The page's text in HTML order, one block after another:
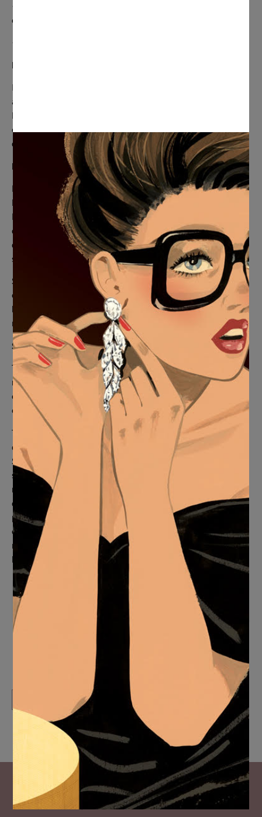
• Producción, embalaje y envío sostenibles y neutrales en
carbono
• ENTREGA MUNDIAL con seguimiento y envío asegurado
Materiales
Presentado en papel de archivo Photo Rag Giclée de
algodón sin ácido con un acabado suave como la seda, de
Hahnemühle, la fábrica más antigua del mundo que ha
estado produciendo papeles para bellas artes durante más
de 500 años.
Envío y devoluciones
Los pedidos se envían en un plazo de 3 a 5 días y luego
llegan en un plazo de 1 a 2 semanas al Reino Unido o
Europa y de 2 a 3 semanas a América del Norte. Otros
destinos pueden variar (hasta cuatro semanas). Una vez
que haya realizado su pedido, recibirá un número de
seguimiento por correo electrónico.
Su obra de arte se empaquetará de manera sostenible y
estará bien protegida, pero en las raras ocasiones en que
haya problemas, siempre le proporcionaremos un
reemplazo sin costo adicional. Más información
Sostenibilidad
Trabajamos con un socio de impresión completamente
neutral en carbono, por lo que todas las impresiones y
obras de arte enmarcadas (y su entrega) están certificadas
como neutrales en carbono.
Todos los papeles y materiales a base de madera provienen
de fuentes sostenibles certificadas por el Forestry
Stewardship Council. Los materiales de embalaje se han
seleccionado cuidadosamente para reducir el impacto en el
medio ambiente y, al mismo tiempo, garantizar que su obra
de arte llegue a usted en perfectas condiciones. Los
plásticos se reducen al mínimo y todos los materiales de
embalaje se obtienen de forma sostenible, siendo una
mezcla de materiales reciclados, reciclables o
biodegradables.
ADD TO CART
Do you want to ask us for another artprint from
the Jordi Labanda collection?